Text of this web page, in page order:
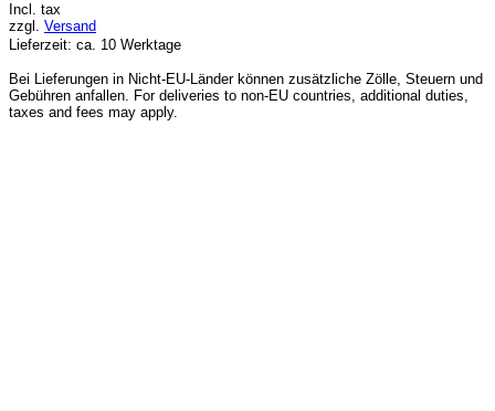
Incl. tax
zzgl. Versand
Lieferzeit: ca. 10 Werktage
Bei Lieferungen in Nicht-EU-Länder können zusätzliche Zölle, Steuern und
Gebühren anfallen. For deliveries to non-EU countries, additional duties,
taxes and fees may apply.